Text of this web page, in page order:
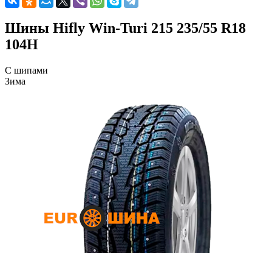
Шины Hifly Win-Turi 215 235/55 R18
104H
С шипами
Зима